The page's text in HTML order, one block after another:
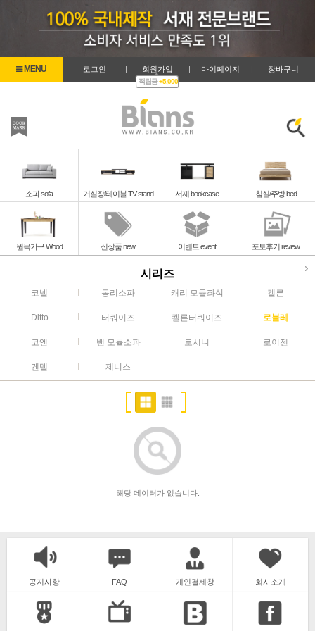
로그인 | 회원가입 |
적립금+5,000
마이페이지 | 장바구니
소파 sofa 거실장/테이블 TV stand 서재 bookcase 침실/주방 bed
원목가구 Wood 신상품 new 이벤트 event 포토후기 review
시리즈
로블레
코넬 몽리소파 캐리 모듈좌식 켈른
Ditto 터쿼이즈 켈른터쿼이즈 로블레
코엔 밴 모듈소파 로시니 로이젠
켄델 제니스
해당 데이터가 없습니다.
공지사항 FAQ 개인결제창 회사소개